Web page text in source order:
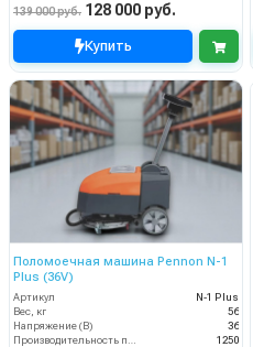
139 000 руб. 128 000 руб.
Купить
Поломоечная машина Pennon N-1
Plus (36V)
Артикул
N-1 Plus
Вес, кг
56
Напряжение (В)
36
1250